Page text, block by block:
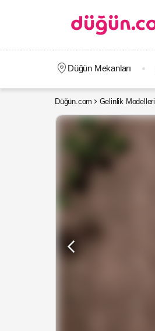
Düğün Mekanları
Düğün.com Gelinlik Modelleri